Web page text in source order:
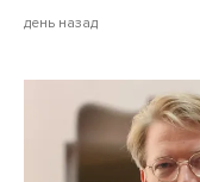
день назад